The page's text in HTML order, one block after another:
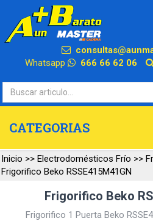
Whatsapp
666 66 62 06
CATEGORIAS
Inicio >> Electrodomésticos Frío >>
Frigorifico Beko RSSE415M41GN
Frigorifico Beko
Frigorifico 1 Puerta Beko